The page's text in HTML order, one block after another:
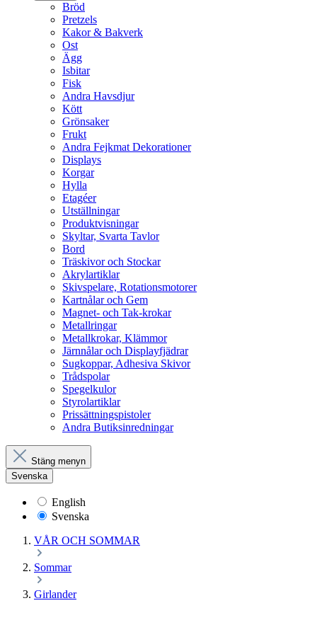
Bröd
Pretzels
Kakor & Bakverk
Ost
Ägg
Isbitar
Fisk
Andra Havsdjur
Kött
Grönsaker
Frukt
Andra Fejkmat Dekorationer
Displays
Korgar
Hylla
Etagéer
Utställningar
Produktvisningar
Skyltar, Svarta Tavlor
Bord
Träskivor och Stockar
Akrylartiklar
Skivspelare, Rotationsmotorer
Kartnålar och Gem
Magnet- och Tak-krokar
Metallringar
Metallkrokar, Klämmor
Järnnålar och Displayfjädrar
Sugkoppar, Adhesiva Skivor
Trådspolar
Spegelkulor
Styrolartiklar
Prissättningspistoler
Andra Butiksinredningar
Stäng menyn
Svenska
English
Svenska
VÅR OCH SOMMAR
Sommar
Girlander